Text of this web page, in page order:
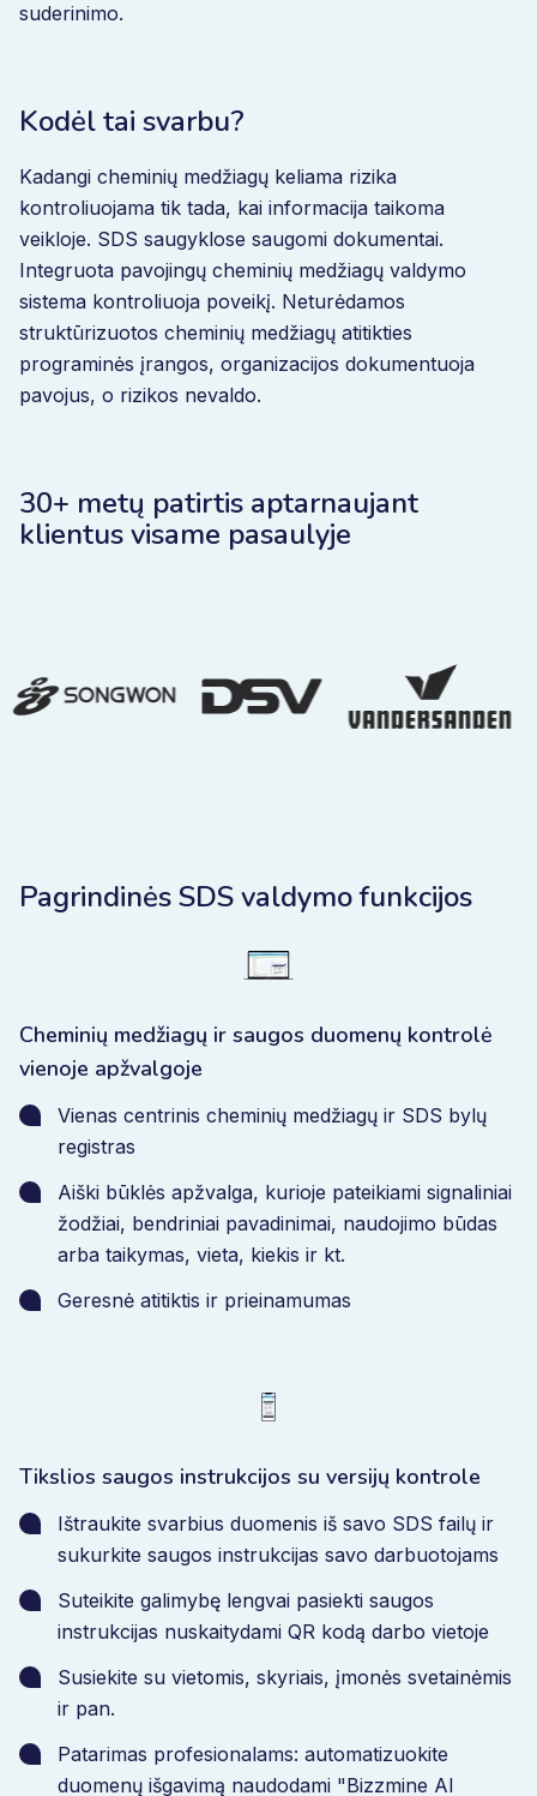
suderinimo.
Kodėl tai svarbu?
Kadangi cheminių medžiagų keliama rizika
kontroliuojama tik tada, kai informacija taikoma
veikloje. SDS saugyklose saugomi dokumentai.
Integruota pavojingų cheminių medžiagų valdymo
sistema kontroliuoja poveikį. Neturėdamos
struktūrizuotos cheminių medžiagų atitikties
programinės įrangos, organizacijos dokumentuoja
pavojus, o rizikos nevaldo.
30+ metų patirtis aptarnaujant
klientus visame pasaulyje
Pagrindinės SDS valdymo funkcijos
Cheminių medžiagų ir saugos duomenų kontrolė
vienoje apžvalgoje
Vienas centrinis cheminių medžiagų ir SDS bylų
registras
Aiški būklės apžvalga, kurioje pateikiami signaliniai
žodžiai, bendriniai pavadinimai, naudojimo būdas
arba taikymas, vieta, kiekis ir kt.
Geresnė atitiktis ir prieinamumas
Tikslios saugos instrukcijos su versijų kontrole
Ištraukite svarbius duomenis iš savo SDS failų ir
sukurkite saugos instrukcijas savo darbuotojams
Suteikite galimybę lengvai pasiekti saugos
instrukcijas nuskaitydami QR kodą darbo vietoje
Susiekite su vietomis, skyriais, įmonės svetainėmis
ir pan.
Patarimas profesionalams: automatizuokite
duomenų išgavimą naudodami "Bizzmine AI